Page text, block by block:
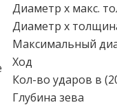
Диаметр х макс.
Диаметр х
Максимальный
Ход
Кол-во ударов в
Глубина зева